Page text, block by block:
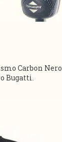
Carbon Nero
Bugatti.